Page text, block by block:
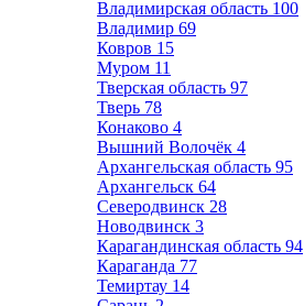
Владимирская область 100
Владимир 69
Ковров 15
Муром 11
Тверская область 97
Тверь 78
Конаково 4
Вышний Волочёк 4
Архангельская область 95
Архангельск 64
Северодвинск 28
Новодвинск 3
Карагандинская область 94
Караганда 77
Темиртау 14